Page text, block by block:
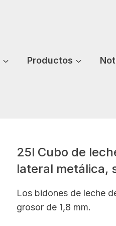
Productos
25l Cubo de
lateral metálica,
Los bidones de leche
grosor de 1,8 mm.